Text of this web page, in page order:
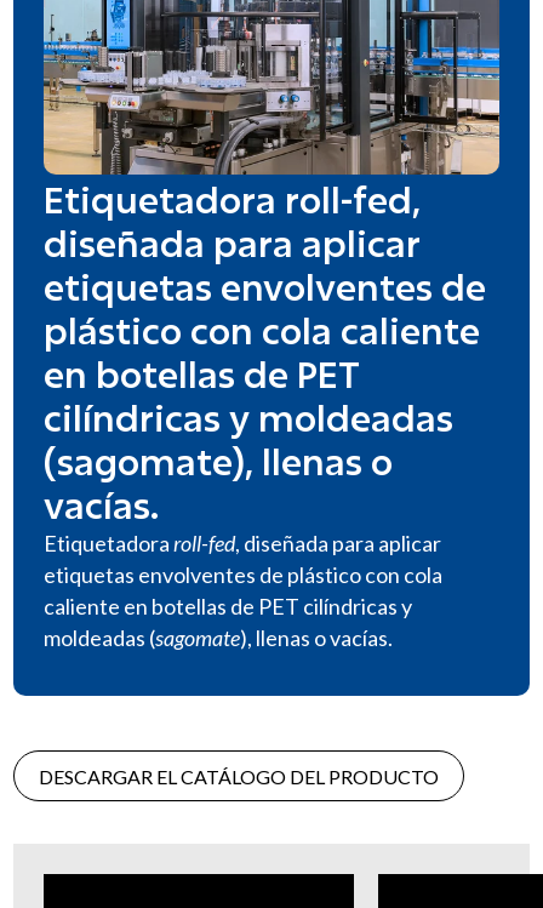
Etiquetadora roll-fed,
diseñada para aplicar
etiquetas envolventes de
plástico con cola caliente
en botellas de PET
cilíndricas y moldeadas
(sagomate), llenas o
vacías.
Etiquetadoraroll-fed, diseñada para aplicar
etiquetas envolventes de plástico con cola
caliente en botellas de PET cilíndricas y
moldeadas (sagomate), llenas o vacías.
DESCARGAR EL CATÁLOGO DEL PRODUCTO